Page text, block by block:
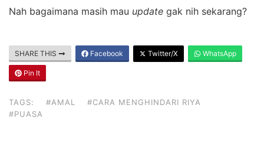
Nah bagaimana masih mau update gak nih sekarang?
SHARE THIS Facebook Twitter/X WhatsApp
Pin It
TAGS: #AMAL
#CARA MENGHINDARI RIYA
#PUASA